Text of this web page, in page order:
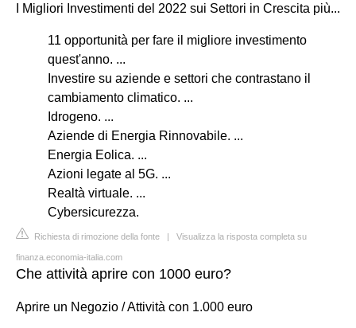
I Migliori Investimenti del 2022 sui Settori in Crescita più...
11 opportunità per fare il migliore investimento
quest'anno. ...
Investire su aziende e settori che contrastano il
cambiamento climatico. ...
Idrogeno. ...
Aziende di Energia Rinnovabile. ...
Energia Eolica. ...
Azioni legate al 5G. ...
Realtà virtuale. ...
Cybersicurezza.
Richiesta di rimozione della fonte | Visualizza la risposta completa su
finanza.economia-italia.com
Che attività aprire con 1000 euro?
Aprire un Negozio / Attività con 1.000 euro